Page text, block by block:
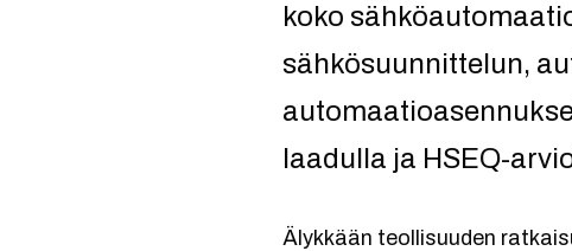
koko
sähkösuunnittelun,
laadulla ja HSEQ-
Älykkään teollisuuden